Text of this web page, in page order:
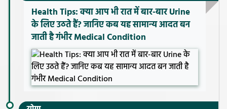
Health Tips: क्या आप भी रात में बार-बार Urine
के लिए उठते हैं? जानिए कब यह सामान्य आदत बन
जाती है गंभीर Medical Condition